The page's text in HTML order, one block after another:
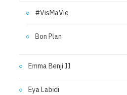
#VisMaVie
Bon Plan
Emma Benji II
Eya Labidi